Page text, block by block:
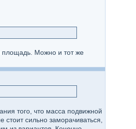
площадь. Можно и тот же
того, что масса подвижной
сильно заморачиваться,